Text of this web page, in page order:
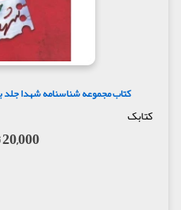
کتاب مجموعه شناسنامه شهدا
کتابک
20,000 تومان